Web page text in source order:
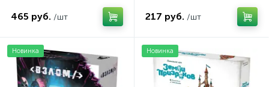
465 руб. /шт 217 руб. /шт
Новинка Новинка